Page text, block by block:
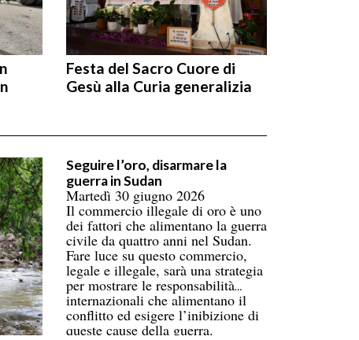
Festa del Sacro Cuore di
Gesù alla Curia generalizia
Seguire l’oro, disarmare la
guerra in Sudan
Martedì 30 giugno 2026
Il commercio illegale di oro è uno
dei fattori che alimentano la guerra
civile da quattro anni nel Sudan.
Fare luce su questo commercio,
legale e illegale, sarà una strategia
per mostrare le responsabilità
internazionali che alimentano il
conflitto ed esigere l’inibizione di
queste cause della guerra.